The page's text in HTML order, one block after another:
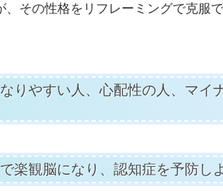
その性格をリフレーミングで克服
りやすい人、心配性の人、マイ
楽観脳になり、認知症を予防し